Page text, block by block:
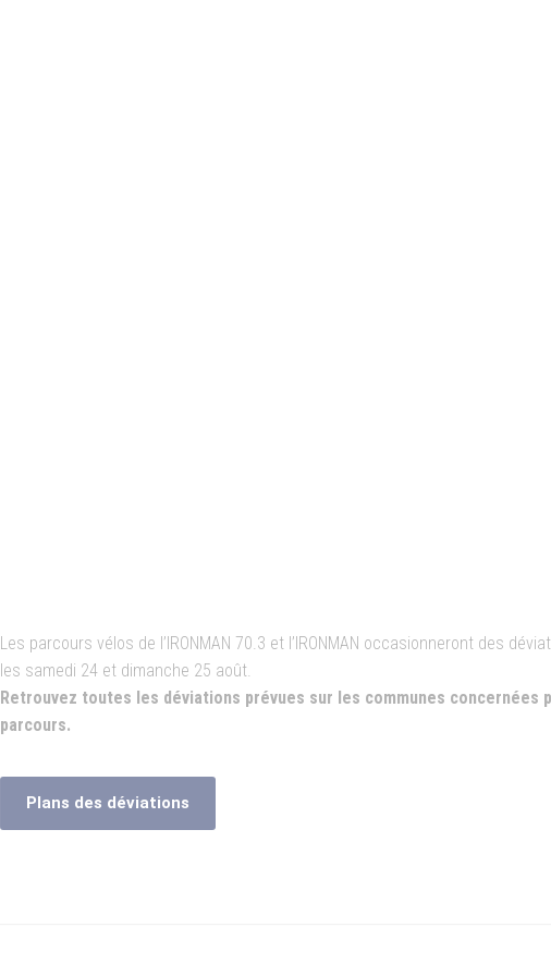
Les parcours vélos de l’IRONMAN 70.3 et l’IRONMAN occasionneront des
les samedi 24 et dimanche 25 août.
Retrouvez toutes les déviations prévues sur les communes concernées
parcours.
Plans des déviations